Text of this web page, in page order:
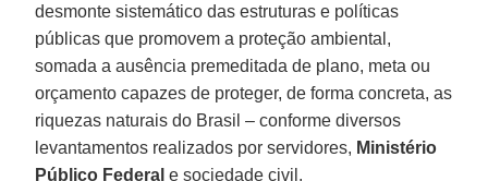
desmonte sistemático das estruturas e políticas
públicas que promovem a proteção ambiental,
somada a ausência premeditada de plano, meta ou
orçamento capazes de proteger, de forma concreta, as
riquezas naturais do Brasil – conforme diversos
levantamentos realizados por servidores, Ministério
Público Federal e sociedade civil.